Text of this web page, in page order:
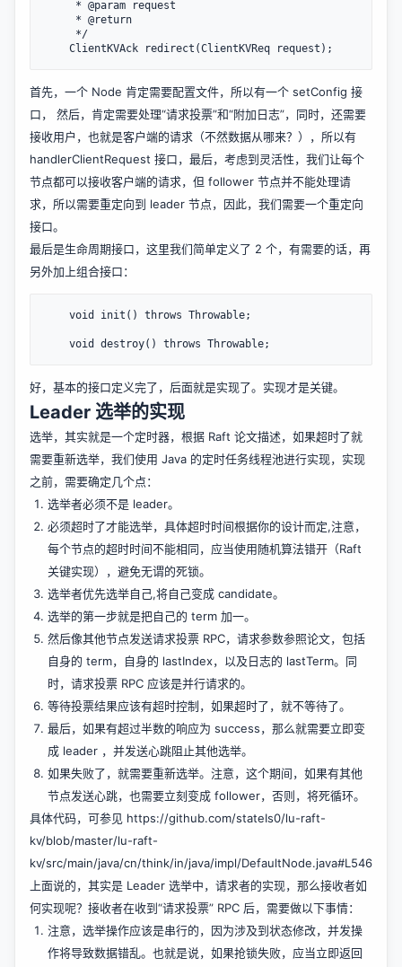
首先，一个 Node 肯定需要配置文件，所以有一个 setConfig 接
口， 然后，肯定需要处理“请求投票”和“附加日志”，同时，还需要
接收用户，也就是客户端的请求（不然数据从哪来？），所以有
handlerClientRequest 接口，最后，考虑到灵活性，我们让每个
节点都可以接收客户端的请求，但 follower 节点并不能处理请
求，所以需要重定向到 leader 节点，因此，我们需要一个重定向
接口。
最后是生命周期接口，这里我们简单定义了 2 个，有需要的话，再
另外加上组合接口：
好，基本的接口定义完了，后面就是实现了。实现才是关键。
Leader 选举的实现
选举，其实就是一个定时器，根据 Raft 论文描述，如果超时了就
需要重新选举，我们使用 Java 的定时任务线程池进行实现，实现
之前，需要确定几个点：
选举者必须不是 leader。
必须超时了才能选举，具体超时时间根据你的设计而定,注意，
每个节点的超时时间不能相同，应当使用随机算法错开（Raft
关键实现），避免无谓的死锁。
选举者优先选举自己,将自己变成 candidate。
选举的第一步就是把自己的 term 加一。
然后像其他节点发送请求投票 RPC，请求参数参照论文，包括
自身的 term，自身的 lastIndex，以及日志的 lastTerm。同
时，请求投票 RPC 应该是并行请求的。
等待投票结果应该有超时控制，如果超时了，就不等待了。
最后，如果有超过半数的响应为 success，那么就需要立即变
成 leader ，并发送心跳阻止其他选举。
如果失败了，就需要重新选举。注意，这个期间，如果有其他
节点发送心跳，也需要立刻变成 follower，否则，将死循环。
具体代码，可参见 https://github.com/stateIs0/lu-raft-
kv/blob/master/lu-raft-
kv/src/main/java/cn/think/in/java/impl/DefaultNode.java#L546
上面说的，其实是 Leader 选举中，请求者的实现，那么接收者如
何实现呢？接收者在收到“请求投票” RPC 后，需要做以下事情：
注意，选举操作应该是串行的，因为涉及到状态修改，并发操
作将导致数据错乱。也就是说，如果抢锁失败，应当立即返回